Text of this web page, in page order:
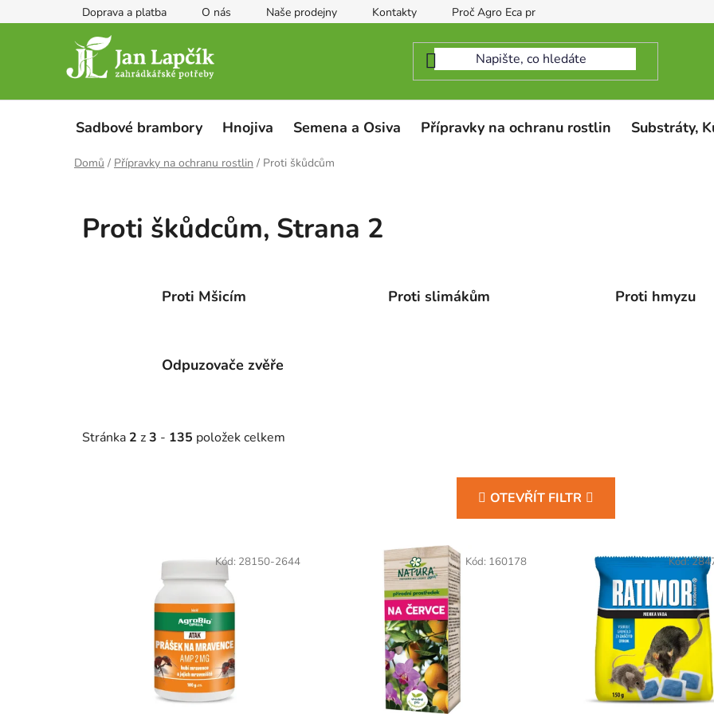
na
Doprava a platba O nás Naše prodejny Kontakty Proč Agro Eca protect
Sadbové brambory Hnojiva Semena a Osiva Přípravky na ochranu rostlin Substráty,
Domů / Přípravky na ochranu rostlin / Proti škůdcům
Proti škůdcům, Strana 2
Proti Mšicím Proti slimákům Proti hmyzu
Odpuzovače zvěře
Stránka 2 z3 - 135 položek celkem
OTEVŘÍT FILTR
Kód: 28150-2644 Kód: 160178 Kód: